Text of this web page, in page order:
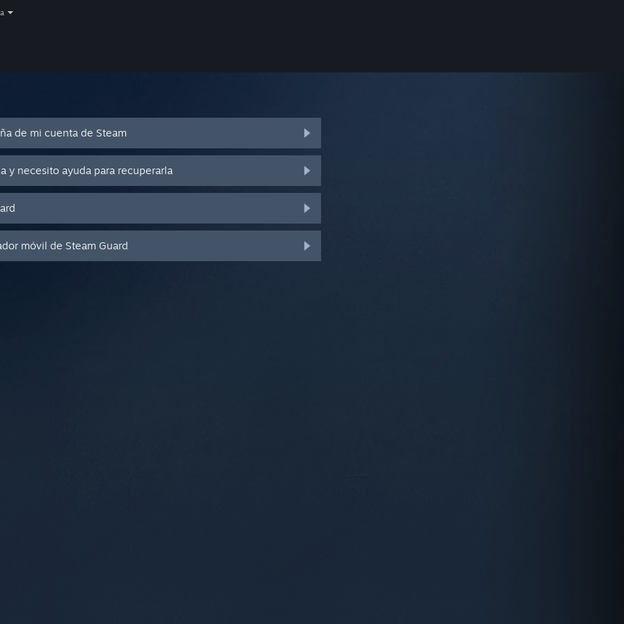
de mi cuenta de Steam
y necesito ayuda para recuperarla
móvil de Steam Guard